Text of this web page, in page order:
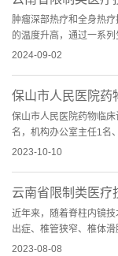
肿瘤深部热疗和全身热
的温度升高，通过一系
疗等其它手段进行治疗...
2024-09-02
保山市人民医院药
保山市人民医院药物临
名，机构办公室主任1名
药物管理员2名及档案管...
2023-10-10
近年来，随着脊柱内镜
出症、椎管狭窄、椎体
果已得到越来越广泛的...
2023-08-08